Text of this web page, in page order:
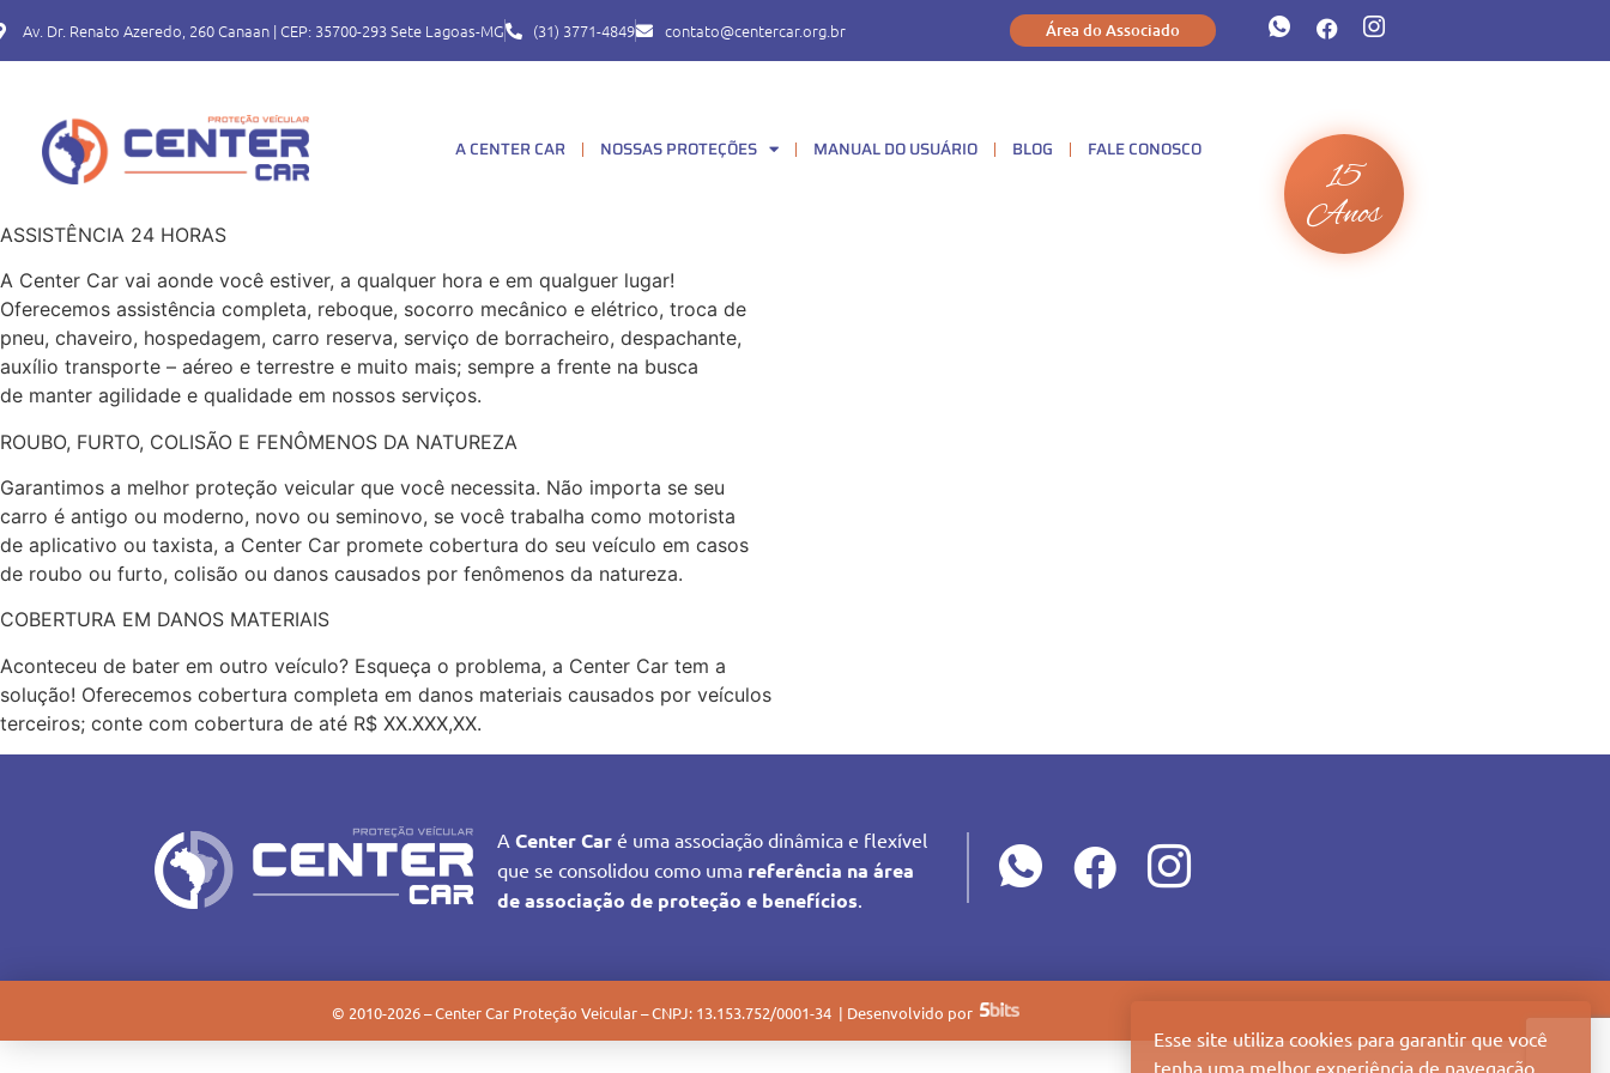
Av. Dr. Renato Azeredo, 260 Canaan | CEP: 35700-293 Sete Lagoas-MG (31) 3771-4849 contato@centercar.org.br Área do Associado
A CENTER CAR NOSSAS PROTEÇÕES MANUAL DO USUÁRIO BLOG FALE CONOSCO
15
Anos
ASSISTÊNCIA 24 HORAS
A Center Car vai aonde você estiver, a qualquer hora e em qualguer lugar!
Oferecemos assistência completa, reboque, socorro mecânico e elétrico, troca de
pneu, chaveiro, hospedagem, carro reserva, serviço de borracheiro, despachante,
auxílio transporte – aéreo e terrestre e muito mais; sempre a frente na busca
de manter agilidade e qualidade em nossos serviços.
ROUBO, FURTO, COLISÃO E FENÔMENOS DA NATUREZA
Garantimos a melhor proteção veicular que você necessita. Não importa se seu
carro é antigo ou moderno, novo ou seminovo, se você trabalha como motorista
de aplicativo ou taxista, a Center Car promete cobertura do seu veículo em casos
de roubo ou furto, colisão ou danos causados por fenômenos da natureza.
COBERTURA EM DANOS MATERIAIS
Aconteceu de bater em outro veículo? Esqueça o problema, a Center Car tem a
solução! Oferecemos cobertura completa em danos materiais causados por veículos
terceiros; conte com cobertura de até R$ XX.XXX,XX.
ACenter Car é uma associação dinâmica e flexível
que se consolidou como uma referência na área
de associação de proteção e benefícios.
© 2010-2026– Center Car Proteção Veicular – CNPJ: 13.153.752/0001-34 | Desenvolvido por
Esse site utiliza cookies para garantir que você
tenha uma melhor experiência de navegação.